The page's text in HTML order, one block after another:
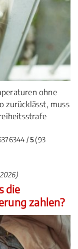
ohne
zurücklässt, muss
/5(93
die
zahlen?